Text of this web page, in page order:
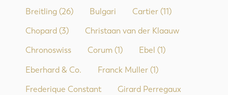
Breitling (26) Bulgari Cartier (11)
Chopard (3) Christaan van der Klaauw
Chronoswiss Corum (1) Ebel (1)
Eberhard & Co. Franck Muller (1)
Frederique Constant Girard Perregaux